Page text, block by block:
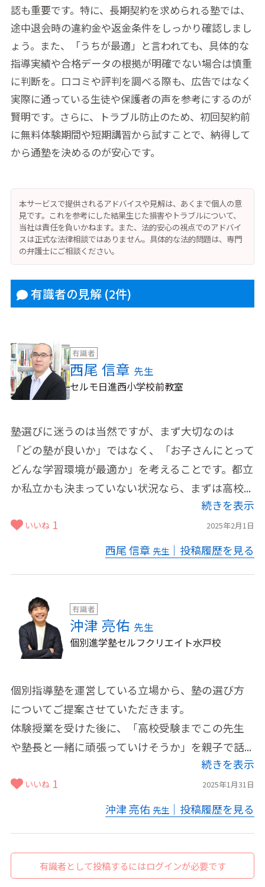
認も重要です。特に、長期契約を求められる塾では、
途中退会時の違約金や返金条件をしっかり確認しまし
ょう。また、「うちが最適」と言われても、具体的な
指導実績や合格データの根拠が明確でない場合は慎重
に判断を。口コミや評判を調べる際も、広告ではなく
実際に通っている生徒や保護者の声を参考にするのが
賢明です。さらに、トラブル防止のため、初回契約前
に無料体験期間や短期講習から試すことで、納得して
から通塾を決めるのが安心です。
本サービスで提供されるアドバイスや見解は、あくまで個人の意
見です。これを参考にした結果生じた損害やトラブルについて、
当社は責任を負いかねます。また、法的安心の視点でのアドバイ
スは正式な法律相談ではありません。具体的な法的問題は、専門
の弁護士にご相談ください。
有識者の見解 (2件)
有識者
西尾 信章 先生
セルモ日進西小学校前教室
塾選びに迷うのは当然ですが、まず大切なのは
「どの塾が良いか」ではなく、「お子さんにとって
どんな学習環境が最適か」を考えることです。都立
か私立かも決まっていない状況なら、まずは高校...
続きを表示
2025年2月1日
いいね 1
西尾 信章 先生 ｜投稿履歴を見る
有識者
沖津 亮佑 先生
個別進学塾セルフクリエイト水戸校
個別指導塾を運営している立場から、塾の選び方
についてご提案させていただきます。
体験授業を受けた後に、「高校受験までこの先生
や塾長と一緒に頑張っていけそうか」を親子で話...
続きを表示
2025年1月31日
いいね 1
沖津 亮佑 先生 ｜投稿履歴を見る
有識者として投稿するにはログインが必要です